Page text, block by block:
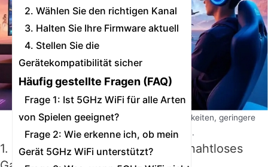
2. Wählen Sie den richtigen Kanal
3. Halten Sie Ihre Firmware aktuell
4. Stellen Sie die
Gerätekompatibilität sicher
Häufig gestellte Fragen (FAQ)
Frage 1: Ist 5GHz WiFi für alle Arten
von Spielen geeignet?
Frage 2: Wie erkenne ich, ob mein
Gerät 5GHz WiFi unterstützt?
5GHz WiFi bietet Gamern höhere Geschwindigkeiten, geringere
Latenz und weniger Störungen.
1. Höhere Geschwindigkeiten für nahtloses